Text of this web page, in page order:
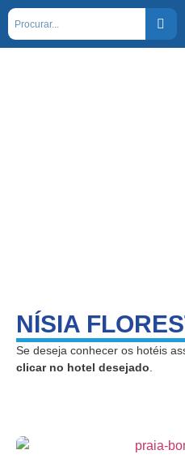
NÍSIA
Se deseja conhecer os hotéis
clicar no hotel desejado